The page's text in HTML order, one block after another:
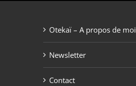
Otekaï – A propos de moi
Newsletter
Contact